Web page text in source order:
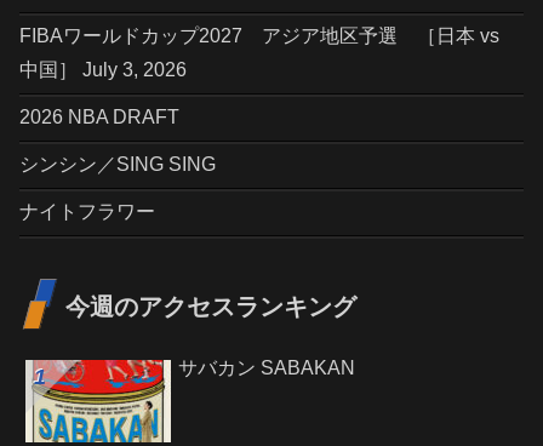
FIBAワールドカップ2027 アジア地区予選 ［日本 vs
中国］ July 3, 2026
2026 NBA DRAFT
シンシン／SING SING
ナイトフラワー
今週のアクセスランキング
サバカン SABAKAN